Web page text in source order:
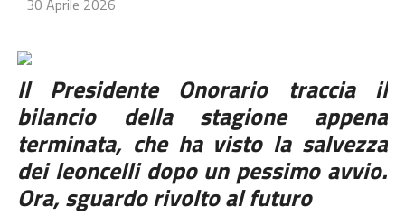
30 Aprile 2026
Il Presidente Onorario traccia il
bilancio della stagione appena
terminata, che ha visto la salvezza
dei leoncelli dopo un pessimo avvio.
Ora, sguardo rivolto alfuturo